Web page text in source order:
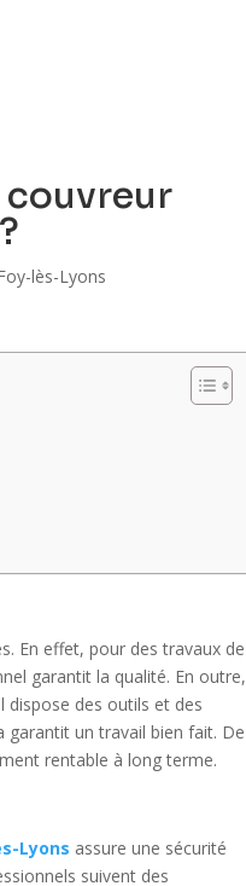
couvreur
lès-Lyons
En effet, pour des travaux de
garantit la qualité. En outre,
des outils et des
garantit un travail bien fait. De
rentable à long terme.
Lyons assure une sécurité
suivent des